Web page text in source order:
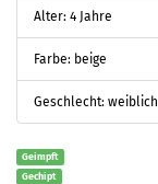
Alter: 4 Jahre
Farbe: beige
Geschlecht: weiblich
Geimpft
Gechipt